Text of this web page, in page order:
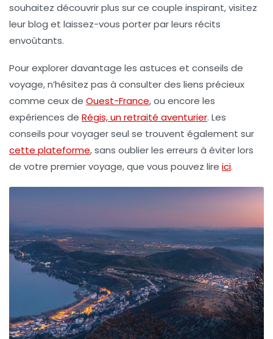
souhaitez découvrir plus sur ce couple inspirant, visitez
leur blog et laissez-vous porter par leurs récits
envoûtants.
Pour explorer davantage les astuces et conseils de
voyage, n’hésitez pas à consulter des liens précieux
comme ceux de Ouest-France, ou encore les
expériences de Régis, un retraité aventurier. Les
conseils pour voyager seul se trouvent également sur
cette plateforme, sans oublier les erreurs à éviter lors
de votre premier voyage, que vous pouvez lire ici.